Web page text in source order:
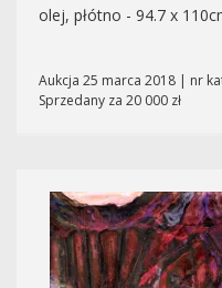
olej, płótno - 94.7 x
Aukcja 25 marca 2018 | nr
Sprzedany za 20 000 zł